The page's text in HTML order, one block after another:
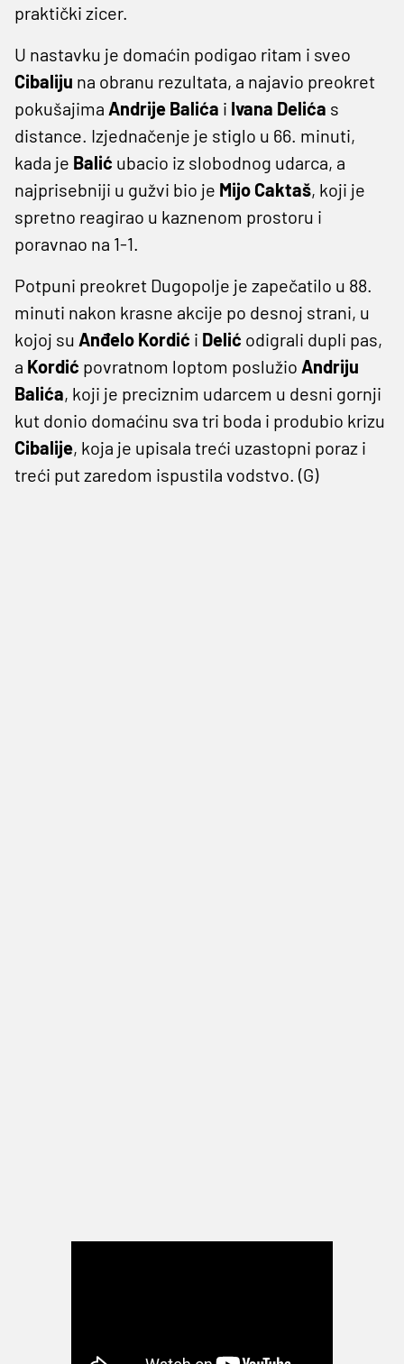
praktički zicer.
U nastavku je domaćin podigao ritam i sveo
Cibaliju na obranu rezultata, a najavio preokret
pokušajima Andrije Balića i Ivana Delića s
distance. Izjednačenje je stiglo u 66. minuti,
kada je Balić ubacio iz slobodnog udarca, a
najprisebniji u gužvi bio je Mijo Caktaš, koji je
spretno reagirao u kaznenom prostoru i
poravnao na 1-1.
Potpuni preokret Dugopolje je zapečatilo u 88.
minuti nakon krasne akcije po desnoj strani, u
kojoj su Anđelo Kordić i Delić odigrali dupli pas,
a Kordić povratnom loptom poslužio Andriju
Balića, koji je preciznim udarcem u desni gornji
kut donio domaćinu sva tri boda i produbio krizu
Cibalije, koja je upisala treći uzastopni poraz i
treći put zaredom ispustila vodstvo. (G)